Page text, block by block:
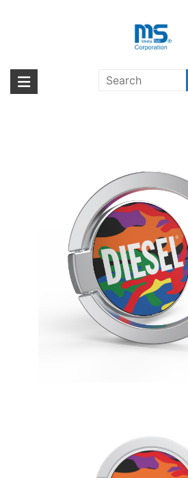
海外輸入ブランド
海外事業部が取り揃えている海外輸入商品
ランド」をはじめ「ユニークな商品」「機
Ring Pride Camo